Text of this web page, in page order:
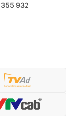
932